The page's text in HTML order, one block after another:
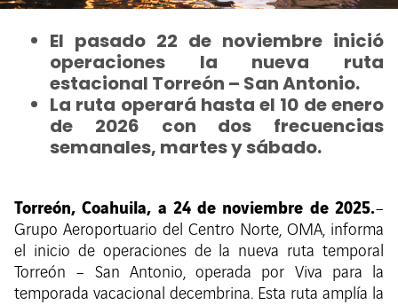
El pasado 22 de noviembre inició
operaciones la nueva ruta
estacional Torreón – San Antonio.
La ruta operará hasta el 10 de enero
de 2026 con dos frecuencias
semanales, martes y sábado.
Torreón, Coahuila, a 24 de noviembre de 2025.–
Grupo Aeroportuario del Centro Norte, OMA, informa
el inicio de operaciones de la nueva ruta temporal
Torreón – San Antonio, operada por Viva para la
temporada vacacional decembrina. Esta ruta amplía la